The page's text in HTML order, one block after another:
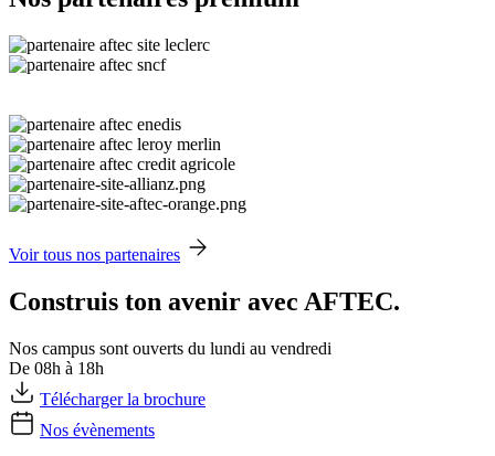
Voir tous nos partenaires
Construis ton avenir avec AFTEC.
Nos campus sont ouverts du lundi au vendredi
De 08h à 18h
Télécharger la brochure
Nos évènements